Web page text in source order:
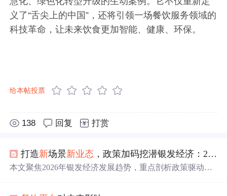
义了“舌尖上的中国”，还将引领一场餐饮服务领域的
科技革命，让未来饮食更加智能、健康、环保。
给本帖投票
138 回复 打赏
打造新场景新业态 ，政策加码挖潜银发经济：2026 年万亿级蓝海全面爆发
本文聚焦2026年银发经济发展趋势，重点剖析政策驱动下